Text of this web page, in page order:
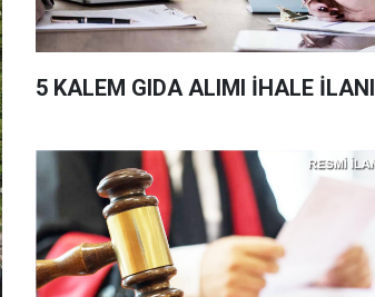
5 KALEM GIDA ALIMI İHALE İLANI